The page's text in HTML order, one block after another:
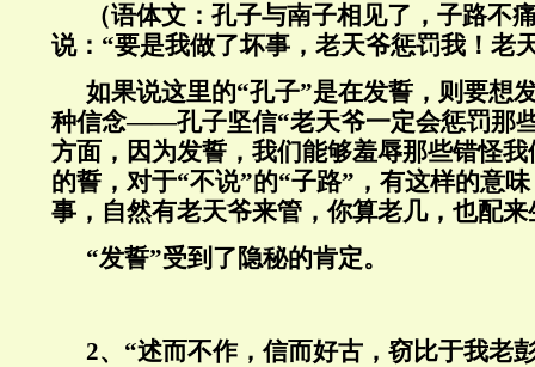
（语体文：孔子与南子相见了，子路不
说：“要是我做了坏事，老天爷惩罚我！老
如果说这里的“孔子”是在发誓，则要想
种信念——孔子坚信“老天爷一定会惩罚那
方面，因为发誓，我们能够羞辱那些错怪
的誓，对于“不说”的“子路”，有这样的意
事，自然有老天爷来管，你算老几，也配来
“发誓”受到了隐秘的肯定。
2、“述而不作，信而好古，窃比于我老